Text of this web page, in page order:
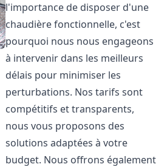
l'importance de disposer d'une
chaudière fonctionnelle, c'est
pourquoi nous nous engageons
à intervenir dans les meilleurs
délais pour minimiser les
perturbations. Nos tarifs sont
compétitifs et transparents,
nous vous proposons des
solutions adaptées à votre
budget. Nous offrons également